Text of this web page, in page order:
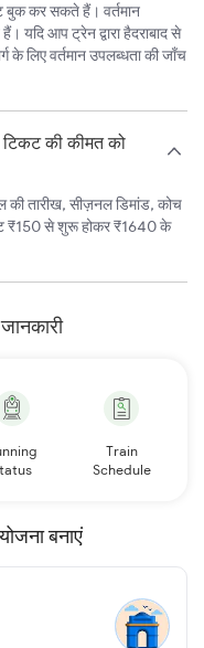
बुक कर सकते हैं। वर्तमान
यदि आप ट्रेन द्वारा हैदराबाद से
के लिए वर्तमान उपलब्धता की जाँच
की कीमत को
की तारीख, सीज़नल डिमांड, कोच
₹150 से शुरू होकर ₹1640 के
Train
Schedule
बनाएं